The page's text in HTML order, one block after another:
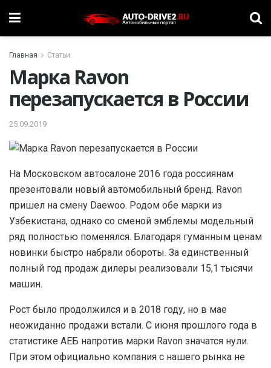
Главная Статьи
Марка Ravon
перезапускается в России
25.09.2019
На Московском автосалоне 2016 года россиянам
презентовали новый автомобильный бренд. Ravon
пришел на смену Daewoo. Родом обе марки из
Узбекистана, однако со сменой эмблемы модельный
ряд полностью поменялся. Благодаря гуманным ценам
новинки быстро набрали обороты. За единственный
полный год продаж дилеры реализовали 15,1 тысячи
машин.
Рост было продолжился и в 2018 году, но в мае
неожиданно продажи встали. С июня прошлого года в
статистике АЕБ напротив марки Ravon значатся нули.
При этом официально компания с нашего рынка не